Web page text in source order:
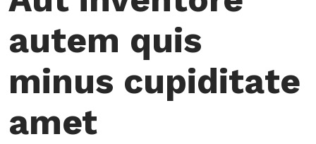
autem quis
minus cupiditate
amet